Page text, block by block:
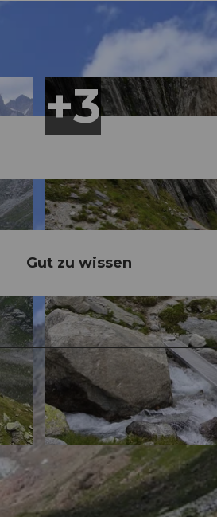
© Markus Fehlmann, Verein Urner Wanderwege | CC-BY
Gut zu wissen